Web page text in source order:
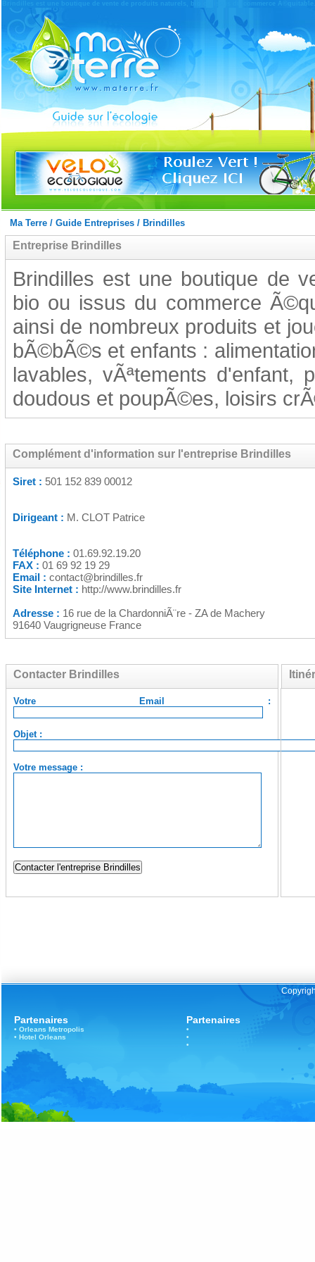
Brindilles est une boutique de vente de produits naturels, bio ou issus du commerce
Ma Terre/ Guide Entreprises/ Brindilles
Entreprise Brindilles
Brindilles est une boutique de
bio ou issus du commerce
ainsi de nombreux produits et
bÃ©bÃ©s et enfants :
lavables, vÃªtements d'enfant,
doudous et poupÃ©es, loisirs
Complément d'information sur l'entreprise Brindilles
Siret : 501 152 839 00012
Dirigeant : M. CLOT Patrice
Téléphone : 01.69.92.19.20
FAX : 01 69 92 19 29
Email : contact@brindilles.fr
Site Internet : http://www.brindilles.fr
Adresse : 16 rue de la ChardonniÃ¨re - ZA de Machery
91640 Vaugrigneuse France
Contacter Brindilles
Votre Email :
Objet :
Votre message :
Partenaires
• Orleans Metropolis
• Hotel Orleans
Partenaires
•
•
•